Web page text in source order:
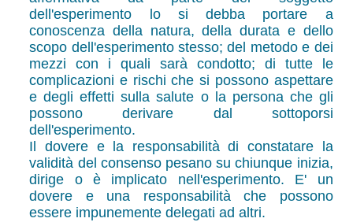
dell'esperimento lo si debba portare a
conoscenza della natura, della durata e dello
scopo dell'esperimento stesso; del metodo e dei
mezzi con i quali sarà condotto; di tutte le
complicazioni e rischi che si possono aspettare
e degli effetti sulla salute o la persona che gli
possono derivare dal sottoporsi
dell'esperimento.
Il dovere e la responsabilità di constatare la
validità del consenso pesano su chiunque inizia,
dirige o è implicato nell'esperimento. E' un
dovere e una responsabilità che possono
essere impunemente delegati ad altri.